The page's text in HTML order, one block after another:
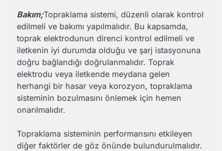
Bakım;Topraklama sistemi, düzenli olarak kontrol
edilmeli ve bakımı yapılmalıdır. Bu kapsamda,
toprak elektrodunun direnci kontrol edilmeli ve
iletkenin iyi durumda olduğu ve şarj istasyonuna
doğru bağlandığı doğrulanmalıdır. Toprak
elektrodu veya iletkende meydana gelen
herhangi bir hasar veya korozyon, topraklama
sisteminin bozulmasını önlemek için hemen
onarılmalıdır.
Topraklama sisteminin performansını etkileyen
diğer faktörler de göz önünde bulundurulmalıdır.